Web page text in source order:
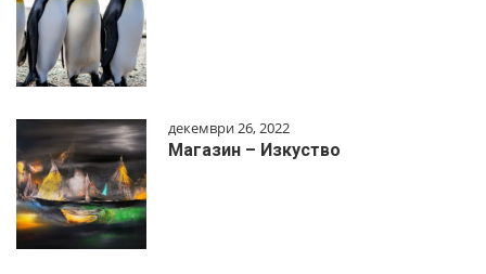
декември 26, 2022
Магазин – Изкуство